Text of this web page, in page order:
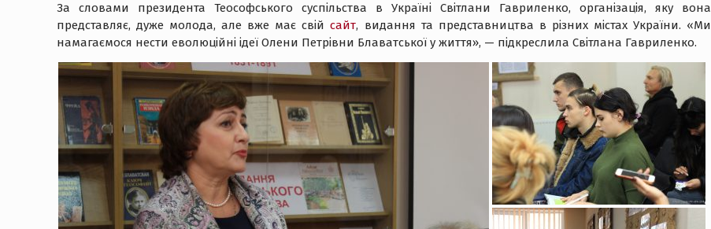
За словами президента Теософського суспільства в Україні Світлани Гавриленко, організація, яку вона
представляє, дуже молода, але вже має свійсайт, видання та представництва в різних містах України. «Ми
намагаємося нести еволюційні ідеї Олени Петрівни Блаватської у життя», — підкреслила Світлана Гавриленко.